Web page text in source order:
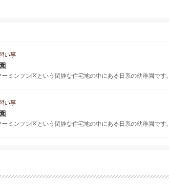
い事
ミンフン区という閑静な住宅地の中にある日系の幼稚園です。
い事
ミンフン区という閑静な住宅地の中にある日系の幼稚園です。